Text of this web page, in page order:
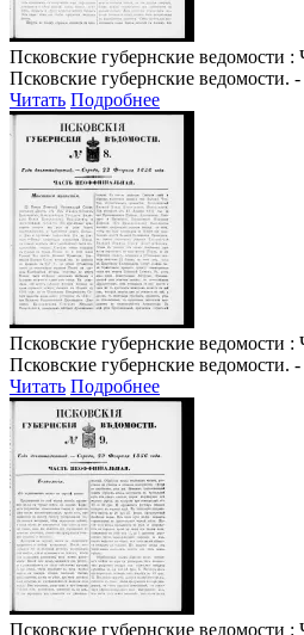
Псковские губернские ведомости :
Псковские губернские
Читать Подробнее
Псковские губернские ведомости :
Псковские губернские
Читать Подробнее
Псковские губернские ведомости :